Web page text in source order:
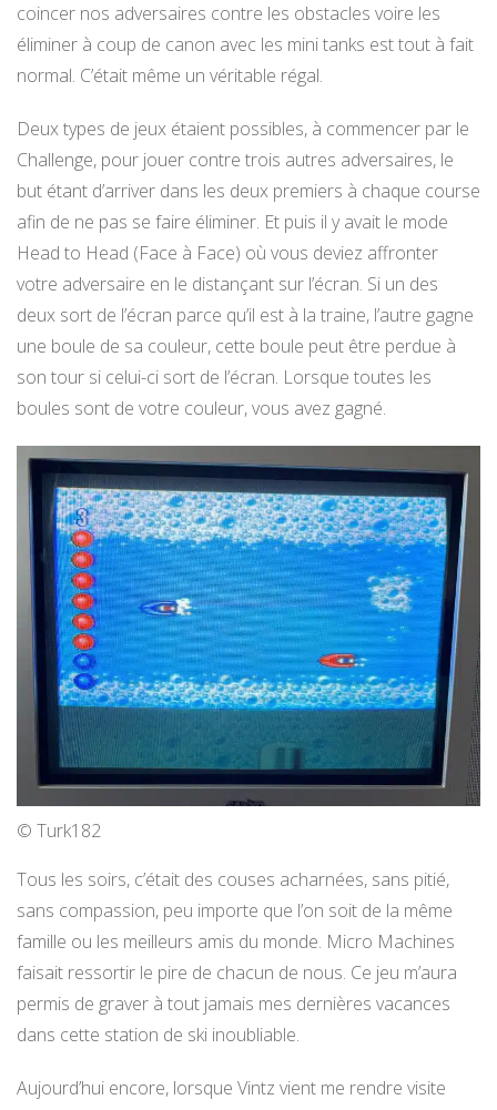
coincer nos adversaires contre les obstacles voire les
éliminer à coup de canon avec les mini tanks est tout à fait
normal. C’était même un véritable régal.
Deux types de jeux étaient possibles, à commencer par le
Challenge, pour jouer contre trois autres adversaires, le
but étant d’arriver dans les deux premiers à chaque course
afin de ne pas se faire éliminer. Et puis il y avait le mode
Head to Head (Face à Face) où vous deviez affronter
votre adversaire en le distançant sur l’écran. Si un des
deux sort de l’écran parce qu’il est à la traine, l’autre gagne
une boule de sa couleur, cette boule peut être perdue à
son tour si celui-ci sort de l’écran. Lorsque toutes les
boules sont de votre couleur, vous avez gagné.
© Turk182
Tous les soirs, c’était des couses acharnées, sans pitié,
sans compassion, peu importe que l’on soit de la même
famille ou les meilleurs amis du monde. Micro Machines
faisait ressortir le pire de chacun de nous. Ce jeu m’aura
permis de graver à tout jamais mes dernières vacances
dans cette station de ski inoubliable.
Aujourd’hui encore, lorsque Vintz vient me rendre visite